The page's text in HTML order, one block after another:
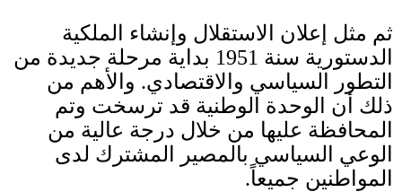
ثم مثل إعلان الاستقلال وإنشاء الملكية
الدستورية سنة 1951 بداية مرحلة جديدة من
التطور السياسي والاقتصادي. والأهم من
ذلك أن الوحدة الوطنية قد ترسخت وتم
المحافظة عليها من خلال درجة عالية من
الوعي السياسي بالمصير المشترك لدى
المواطنين جميعاً.